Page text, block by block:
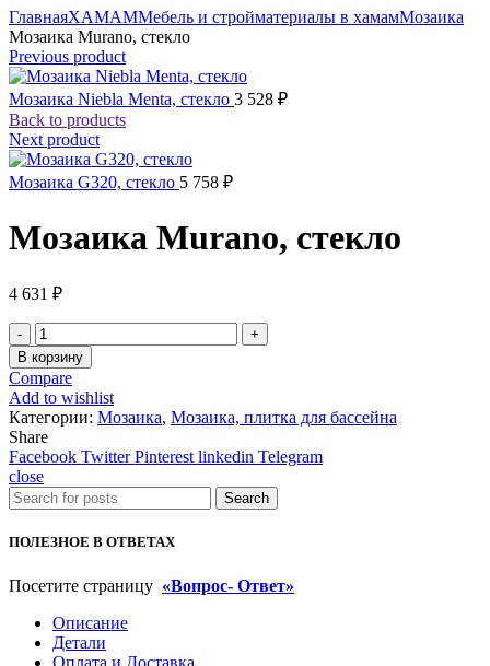
ГлавнаяХАМАММебель и стройматериалы в хамамМозаика
Мозаика Murano, стекло
Previous product
Мозаика Niebla Menta, стекло 3 528 ₽
Back to products
Next product
Мозаика G320, стекло 5 758 ₽
Мозаика Murano, стекло
4 631 ₽
Количество
товара
Мозаика
Murano,
стекло
В корзину
Compare
Add to wishlist
Категории: Мозаика, Мозаика, плитка для бассейна
Share
Facebook Twitter Pinterest linkedin Telegram
close
Search
ПОЛЕЗНОЕ В ОТВЕТАХ
Посетите страницу «Вопрос- Ответ»
Описание
Детали
Оплата и Доставка